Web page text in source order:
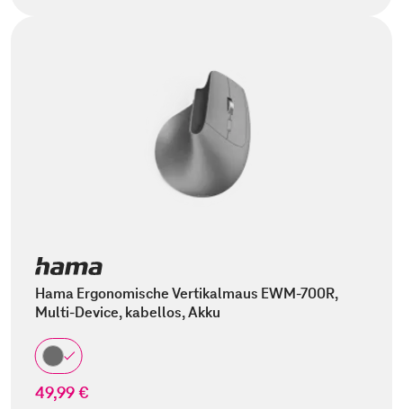
Hama Ergonomische Vertikalmaus EWM-700R,
Multi-Device, kabellos, Akku
49,99 €